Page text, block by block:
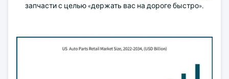
запчасти с целью «держать вас на дороге быстро».